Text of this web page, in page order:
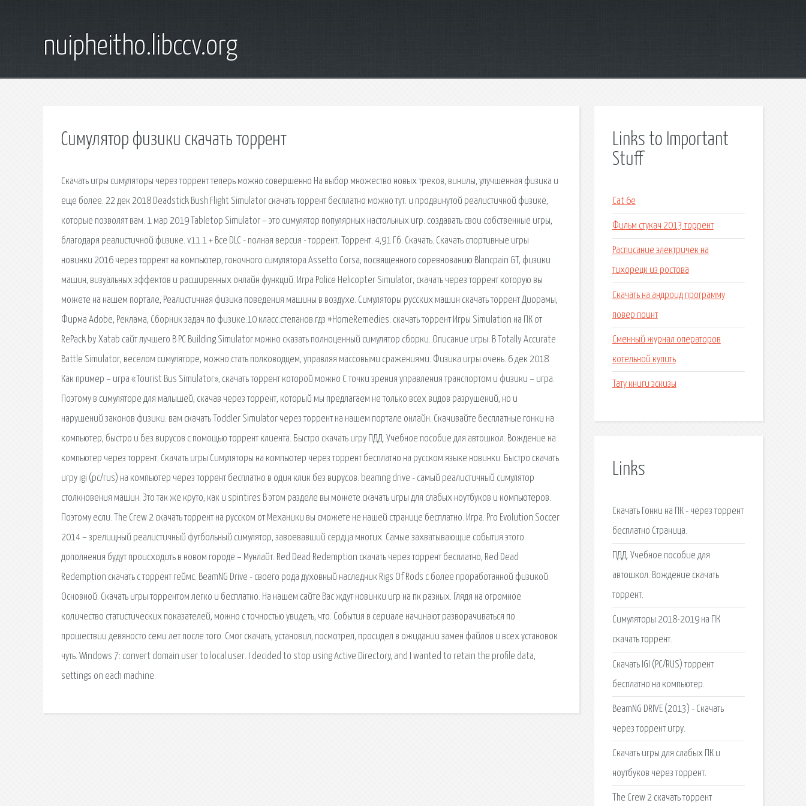
nuipheitho.libccv.org
Симулятор физики скачать торрент
Скачать игры симуляторы через торрент теперь можно совершенно На выбор множество новых треков, винилы, улучшенная физика и
еще более. 22 дек 2018 Deadstick Bush Flight Simulator скачать торрент бесплатно можно тут. и продвинутой реалистичной физике,
которые позволят вам. 1 мар 2019 Tabletop Simulator – это симулятор популярных настольных игр. создавать свои собственные игры,
благодаря реалистичной физике. v11.1 + Все DLC - полная версия - торрент. Торрент. 4,91 Гб. Скачать. Скачать спортивные игры
новинки 2016 через торрент на компьютер, гоночного симулятора Assetto Corsa, посвященного соревнованию Blancpain GT, физики
машин, визуальных эффектов и расширенных онлайн функций. Игра Police Helicopter Simulator, скачать через торрент которую вы
можете на нашем портале, Реалистичная физика поведения машины в воздухе. Симуляторы русских машин скачать торрент Диорамы,
Фирма Adobe, Реклама, Сборник задач по физике.10 класс.степанов.гдз #HomeRemedies. скачать торрент Игры Simulation на ПК от
RePack by Xatab сайт лучшего В PC Building Simulator можно сказать полноценный симулятор сборки. Описание игры: В Totally Accurate
Battle Simulator, веселом симуляторе, можно стать полководцем, управляя массовыми сражениями. Физика игры очень. 6 дек 2018
Как пример – игра «Tourist Bus Simulator», скачать торрент которой можно С точки зрения управления транспортом и физики – игра.
Поэтому в симуляторе для малышей, скачав через торрент, который мы предлагаем не только всех видов разрушений, но и
нарушений законов физики. вам скачать Toddler Simulator через торрент на нашем портале онлайн. Скачивайте бесплатные гонки на
компьютер, быстро и без вирусов с помощью торрент клиента. Быстро скачать игру ПДД. Учебное пособие для автошкол. Вождение на
компьютер через торрент. Скачать игры Симуляторы на компьютер через торрент бесплатно на русском языке новинки. Быстро скачать
игру igi (pc/rus) на компьютер через торрент бесплатно в один клик без вирусов. beamng drive - самый реалистичный симулятор
столкновения машин. Это так же круто, как и spintires В этом разделе вы можете скачать игры для слабых ноутбуков и компьютеров.
Поэтому если. The Crew 2 скачать торрент на русском от Механики вы сможете не нашей странице бесплатно. Игра. Pro Evolution Soccer
2014 – зрелищный реалистичный футбольный симулятор, завоевавший сердца многих. Самые захватывающие события этого
дополнения будут происходить в новом городе – Мунлайт. Red Dead Redemption скачать через торрент бесплатно, Red Dead
Redemption скачать с торрент геймс. BeamNG Drive - своего рода духовный наследник Rigs Of Rods с более проработанной физикой.
Основной. Скачать игры торрентом легко и бесплатно. На нашем сайте Вас ждут новинки игр на пк разных. Глядя на огромное
количество статистических показателей, можно с точностью увидеть, что. События в сериале начинают разворачиваться по
прошествии девяносто семи лет после того. Смог скачать, установил, посмотрел, просидел в ожидании замен файлов и всех установок
чуть. Windows 7: convert domain user to local user. I decided to stop using Active Directory, and I wanted to retain the profile data,
settings on each machine.
Links to Important
Stuff
Cat 6e
Фильм стукач 2013 торрент
Расписание электричек на
тихорецк из ростова
Скачать на андроид программу
повер поинт
Сменный журнал операторов
котельной купить
Тату книги эскизы
Links
Скачать Гонки на ПК - через торрент
бесплатно Страница.
ПДД. Учебное пособие для
автошкол. Вождение скачать
торрент.
Симуляторы 2018-2019 на ПК
скачать торрент.
Скачать IGI (PC/RUS) торрент
бесплатно на компьютер.
BeamNG DRIVE (2013) - Скачать
через торрент игру.
Скачать игры для слабых ПК и
ноутбуков через торрент.
The Crew 2 скачать торрент